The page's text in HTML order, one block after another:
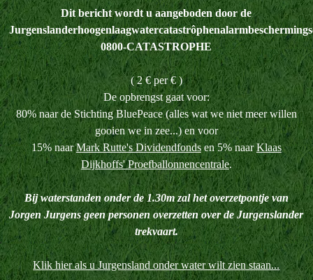
Dit bericht wordt u aangeboden door de
0800-CATASTROPHE
( 2 € per € )
De opbrengst gaat voor:
80% naar de Stichting BluePeace (alles wat we niet meer willen
gooien we in zee...) en voor
15% naarMark Rutte's Dividendfondsen 5% naarKlaas
Dijkhoffs' Proefballonnencentrale.
Bij waterstanden onder de 1.30m zal het overzetpontje van
Jorgen Jurgens geen personen overzetten over de Jurgenslander
trekvaart.
Klik hier als u Jurgensland onder water wilt zien staan...